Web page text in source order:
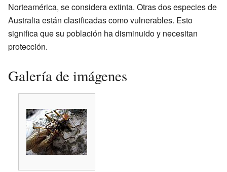
Norteamérica, se considera extinta. Otras dos especies de
Australia están clasificadas como vulnerables. Esto
significa que su población ha disminuido y necesitan
protección.
Galería de imágenes